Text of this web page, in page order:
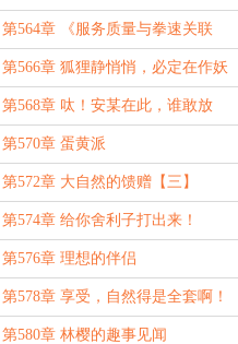
第564章 《服务质量与拳速关联
性》
第566章 狐狸静悄悄，必定在作妖
第568章 呔！安某在此，谁敢放
肆！
第570章 蛋黄派
第572章 大自然的馈赠【三】
第574章 给你舍利子打出来！
第576章 理想的伴侣
第578章 享受，自然得是全套啊！
第580章 林樱的趣事见闻